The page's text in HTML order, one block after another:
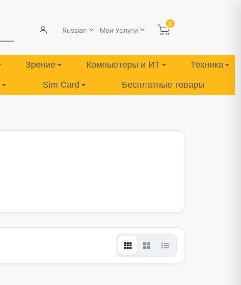
Russian Мои Услуги
0
Зрение Компьютеры и ИТ Техника
Sim Card Бесплатные товары